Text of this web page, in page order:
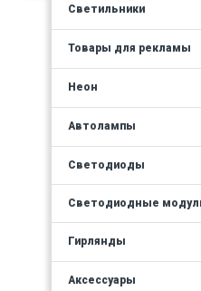
Светильники
Товары для рекламы
Неон
Автолампы
Светодиоды
Светодиодные
Гирлянды
Аксессуары